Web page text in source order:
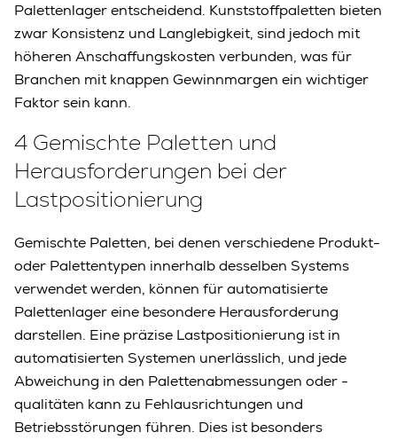
Palettenlager entscheidend. Kunststoffpaletten bieten
zwar Konsistenz und Langlebigkeit, sind jedoch mit
höheren Anschaffungskosten verbunden, was für
Branchen mit knappen Gewinnmargen ein wichtiger
Faktor sein kann.
4 Gemischte Paletten und
Herausforderungen bei der
Lastpositionierung
Gemischte Paletten, bei denen verschiedene Produkt-
oder Palettentypen innerhalb desselben Systems
verwendet werden, können für automatisierte
Palettenlager eine besondere Herausforderung
darstellen. Eine präzise Lastpositionierung ist in
automatisierten Systemen unerlässlich, und jede
Abweichung in den Palettenabmessungen oder -
qualitäten kann zu Fehlausrichtungen und
Betriebsstörungen führen. Dies ist besonders